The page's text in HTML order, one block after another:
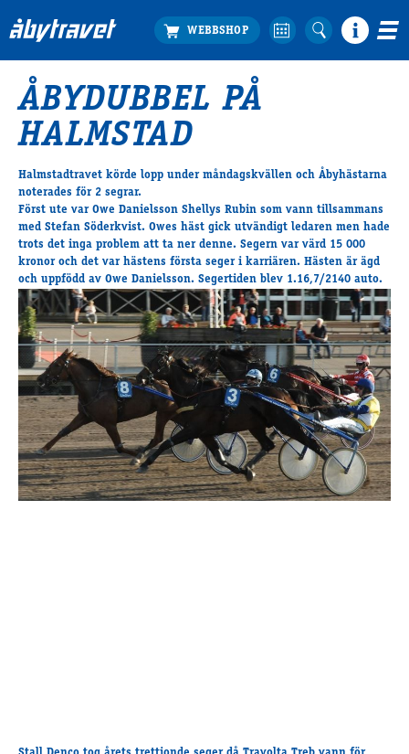
Köp biljett
Travprogrammet
Bra att veta
Restauranger
Catering by Lyon
Hotell nära oss
Nybörjar­guide
Presentkort
Tävlingsdagar
FAQ
Travkonferens
Exponering & värdskap
Aktiviteter
ÅBYDUBBEL PÅ
HALMSTAD
Halmstadtravet körde lopp under måndagskvällen och Åbyhästarna
noterades för 2 segrar.
Först ute var Owe Danielsson Shellys Rubin som vann tillsammans
med Stefan Söderkvist. Owes häst gick utvändigt ledaren men hade
trots det inga problem att ta ner denne. Segern var värd 15 000
kronor och det var hästens första seger i karriären. Hästen är ägd
och uppfödd av Owe Danielsson. Segertiden blev 1.16,7/2140 auto.